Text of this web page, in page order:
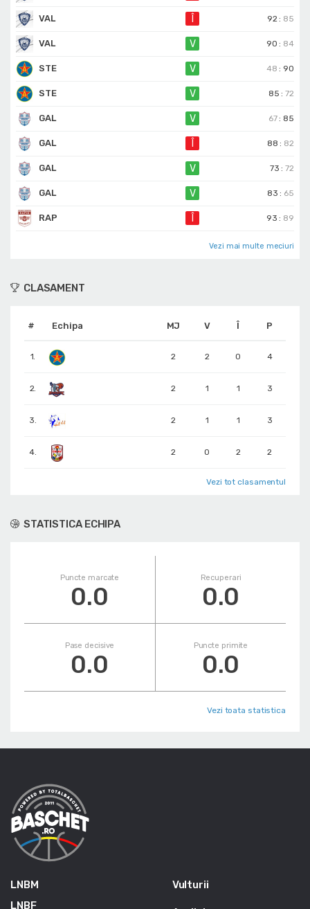
VAL 92 : 85
VAL V 90 : 84
STE V 48 : 90
STE V 85 :72
GAL V 67 : 85
GAL 88 : 82
GAL V 73 :72
GAL V 83 : 65
RAP 93 : 89
Vezi mai multe meciuri
CLASAMENT
# Echipa MJ V Î P
1. 2 2 0 4
2. 2 1 1 3
3. 2 1 1 3
4. 2 0 2 2
Vezi tot clasamentul
STATISTICA ECHIPA
Puncte marcate
0.0
Recuperari
0.0
Pase decisive
0.0
Puncte primite
0.0
Vezi toata statistica
LNBM
LNBF
Vulturii